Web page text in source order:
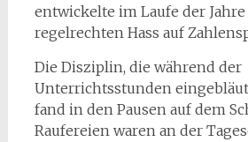
entwickelte im Laufe der
regelrechten Hass auf
Die Disziplin, die während der
Unterrichtsstunden
fand in den Pausen auf dem
Raufereien waren an der